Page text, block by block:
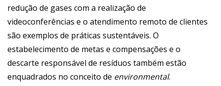
redução de gases com a realização de
videoconferências e o atendimento remoto de clientes
são exemplos de práticas sustentáveis. O
estabelecimento de metas e compensações e o
descarte responsável de resíduos também estão
enquadrados no conceito de environmental.